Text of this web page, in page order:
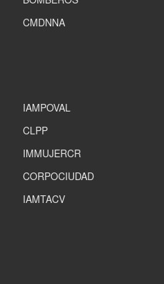
CMDNNA
IAMPOVAL
CLPP
IMMUJERCR
CORPOCIUDAD
IAMTACV